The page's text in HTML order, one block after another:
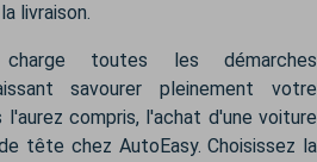
livraison.
toutes les démarches
savourer pleinement votre
l'aurez compris, l'achat d'une voiture
tête chez AutoEasy. Choisissez la